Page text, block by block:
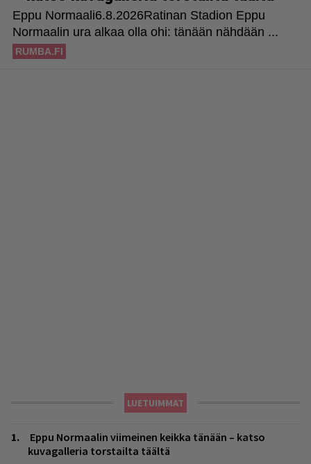
LUETUIMMAT
Eppu Normaalin viimeinen keikka tänään – katso
kuvagalleria torstailta täältä